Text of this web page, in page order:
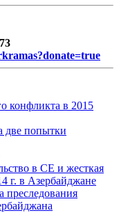
конфликта в 2015
две попытки
в СЕ и жесткая
г. в Азербайджане
преследования